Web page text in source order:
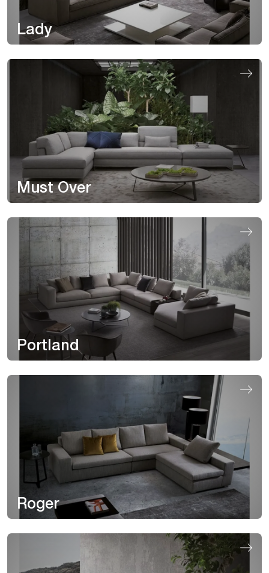
Lady
Must Over
Portland
Roger